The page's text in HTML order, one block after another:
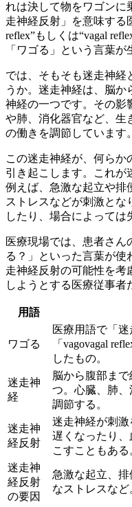
れは決して物をワゴンに
走神経反射」
を意味する
reflex”もしくは“vagal
「ワゴる」という言葉が
では、そもそも迷走神経
うか。迷走神経は、脳
神経の一つです。その影
や肺、消化器官など、生
の働きを調節しています。
この迷走神経が、何らか
引き起こします。これが
例えば、急激な起立や排
ストレスなどが刺激とな
したり、場合によっては
医療現場では、患者さん
る？」といった言葉が使
走神経反射の可能性を考
しようとする医療従事者
用語
ワゴる
医療用語で「
「vagovagal
したもの。
迷走神
経
脳から腹部ま
つ。心臓、肺
調節する。
迷走神
経反射
迷走神経が刺
遅くなったり
こすこともある
迷走神
経反射
の要因
急激な起立、
なストレスなど